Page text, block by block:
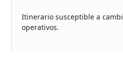
Itinerario susceptible a
operativos.